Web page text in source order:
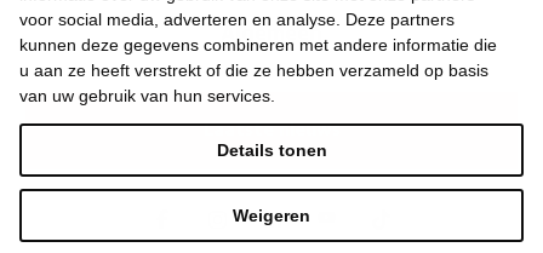
voor social media, adverteren en analyse. Deze partners
kunnen deze gegevens combineren met andere informatie die
u aan ze heeft verstrekt of die ze hebben verzameld op basis
van uw gebruik van hun services.
Weigeren
Details tonen
Algemeen
Laatste nieuws